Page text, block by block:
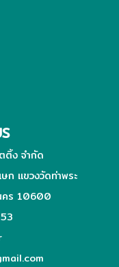
ติ้ง จำกัด
ก แขวงวัดท่าพระ
คร 10600